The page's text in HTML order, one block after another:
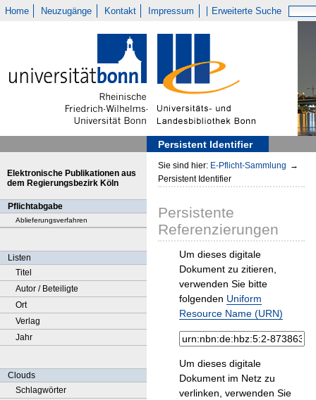
Home Neuzugänge Kontakt Impressum Erweiterte Suche
Persistent Identifier
Elektronische Publikationen aus
dem Regierungsbezirk Köln
Pflichtabgabe
Ablieferungsverfahren
Listen
Titel
Autor / Beteiligte
Ort
Verlag
Jahr
Clouds
Schlagwörter
Sie sind hier: E-Pflicht-Sammlung →
Persistent Identifier
Persistente
Referenzierungen
Um dieses digitale
Dokument zu zitieren,
verwenden Sie bitte
folgenden Uniform
Resource Name (URN)
Um dieses digitale
Dokument im Netz zu
verlinken, verwenden Sie